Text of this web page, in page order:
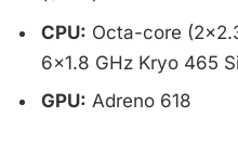
CPU: Octa-core
6×1.8 GHz Kryo 465
GPU: Adreno 618